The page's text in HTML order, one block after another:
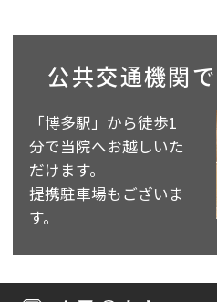
公共交通機関で
「博多駅」から徒歩1
分で当院へお越しいた
だけます。
提携駐車場もございま
す。